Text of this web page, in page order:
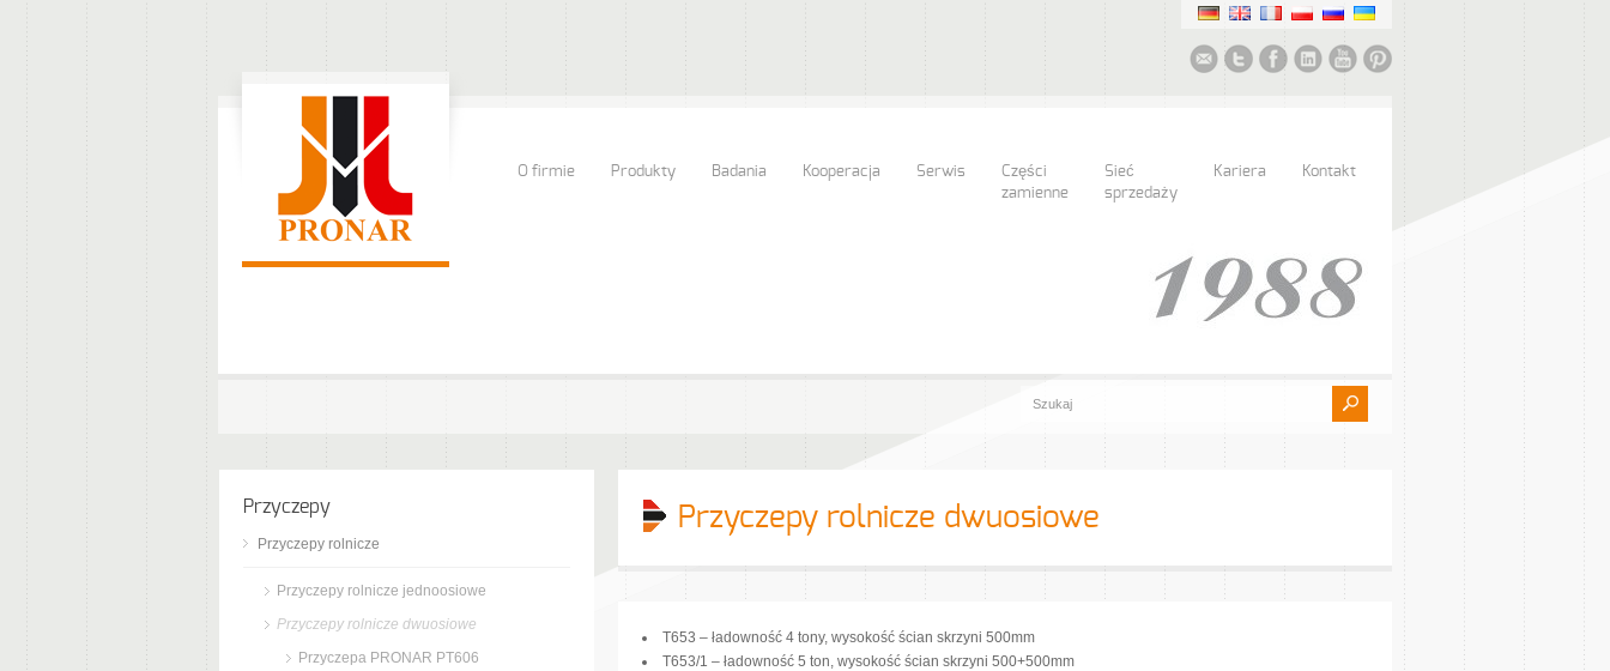
O firmie Produkty Badania Kooperacja Serwis
Części
zamienne
Sieć
sprzedaży
Kariera Kontakt
Przyczepy rolnicze dwuosiowe
T653 – ładowność 4 tony, wysokość ścian skrzyni 500mm
T653/1 – ładowność 5 ton, wysokość ścian skrzyni 500+500mm
Przyczepy
Przyczepy rolnicze
Przyczepy rolnicze jednoosiowe
Przyczepy rolnicze dwuosiowe
Przyczepa PRONAR PT606